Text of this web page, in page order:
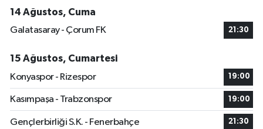
14 Ağustos, Cuma
Galatasaray - Çorum FK
21:30
15 Ağustos, Cumartesi
Konyaspor - Rizespor
19:00
Kasımpaşa - Trabzonspor 19:00
Gençlerbirliği S.K. - Fenerbahçe 21:30